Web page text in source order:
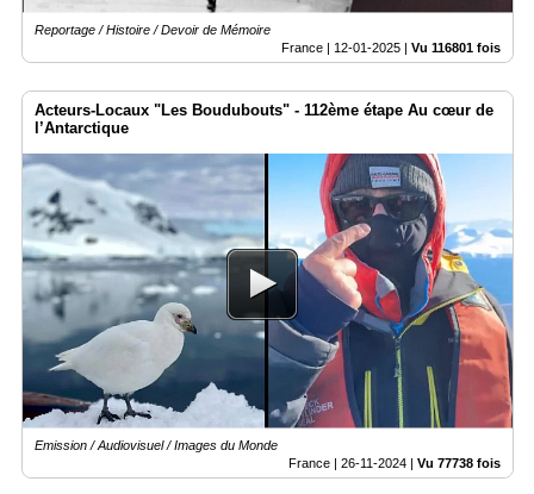
Reportage / Histoire / Devoir de Mémoire
France | 12-01-2025 | Vu 116801 fois
Acteurs-Locaux "Les Boudubouts" - 112ème étape Au cœur de
l’Antarctique
Emission / Audiovisuel / Images du Monde
France | 26-11-2024 | Vu 77738 fois